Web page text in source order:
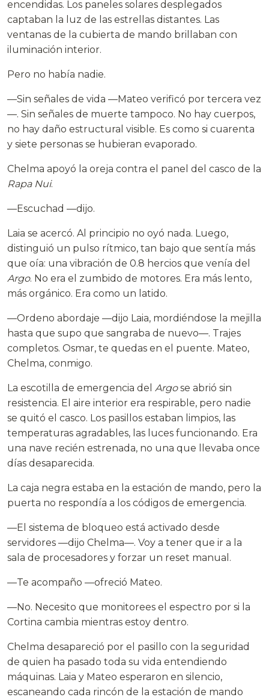
encendidas. Los paneles solares desplegados
captaban la luz de las estrellas distantes. Las
ventanas de la cubierta de mando brillaban con
iluminación interior.
Pero no había nadie.
—Sin señales de vida —Mateo verificó por tercera vez
—. Sin señales de muerte tampoco. No hay cuerpos,
no hay daño estructural visible. Es como si cuarenta
y siete personas se hubieran evaporado.
Chelma apoyó la oreja contra el panel del casco de la
Rapa Nui.
—Escuchad —dijo.
Laia se acercó. Al principio no oyó nada. Luego,
distinguió un pulso rítmico, tan bajo que sentía más
que oía: una vibración de 0.8 hercios que venía del
Argo. No era el zumbido de motores. Era más lento,
más orgánico. Era como un latido.
—Ordeno abordaje —dijo Laia, mordiéndose la mejilla
hasta que supo que sangraba de nuevo—. Trajes
completos. Osmar, te quedas en el puente. Mateo,
Chelma, conmigo.
La escotilla de emergencia del Argose abrió sin
resistencia. El aire interior era respirable, pero nadie
se quitó el casco. Los pasillos estaban limpios, las
temperaturas agradables, las luces funcionando. Era
una nave recién estrenada, no una que llevaba once
días desaparecida.
La caja negra estaba en la estación de mando, pero la
puerta no respondía a los códigos de emergencia.
—El sistema de bloqueo está activado desde
servidores —dijo Chelma—. Voy a tener que ir a la
sala de procesadores y forzar un reset manual.
—Te acompaño —ofreció Mateo.
—No. Necesito que monitorees el espectro por si la
Cortina cambia mientras estoy dentro.
Chelma desapareció por el pasillo con la seguridad
de quien ha pasado toda su vida entendiendo
máquinas. Laia y Mateo esperaron en silencio,
escaneando cada rincón de la estación de mando